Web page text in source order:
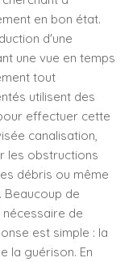
en bon état.
d'une
une vue en temps
tout
utilisent des
effectuer cette
canalisation,
les obstructions
débris ou même
de
de
est simple : la
la guérison. En